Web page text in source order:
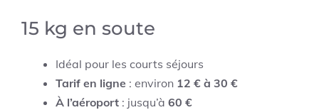
15 kg en soute
Idéal pour les courts séjours
Tarif en ligne : environ 12 € à 30 €
À l’aéroport : jusqu’à 60 €